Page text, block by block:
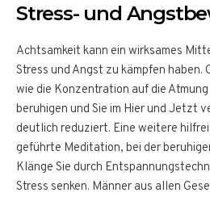
Stress- und
Achtsamkeit kann ein wirksames
Stress und Angst zu kämpfen haben.
wie die Konzentration auf die
beruhigen und Sie im Hier und Jetzt
deutlich reduziert. Eine weitere
geführte Meditation, bei der
Klänge Sie durch
Stress senken. Männer aus allen